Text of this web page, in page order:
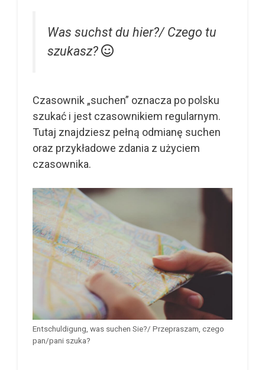
Was suchst du hier?/ Czego tu
szukasz?
Czasownik „suchen” oznacza po polsku
szukać i jest czasownikiem regularnym.
Tutaj znajdziesz pełną odmianę suchen
oraz przykładowe zdania z użyciem
czasownika.
Entschuldigung, was suchen Sie?/ Przepraszam, czego
pan/pani szuka?